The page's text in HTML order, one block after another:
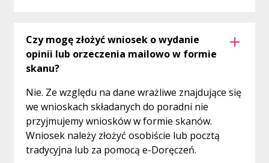
Czy mogę złożyć wniosek o wydanie
opinii lub orzeczenia mailowo w formie
skanu?
Nie. Ze względu na dane wrażliwe znajdujące się
we wnioskach składanych do poradni nie
przyjmujemy wniosków w formie skanów.
Wniosek należy złożyć osobiście lub pocztą
tradycyjna lub za pomocą e-Doręczeń.